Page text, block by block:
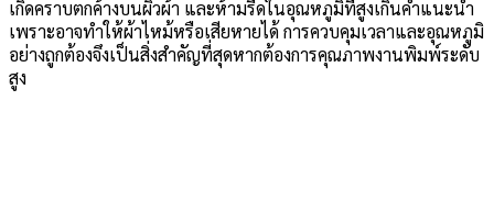
เกิดคราบตกค้างบนผิวผ้า และห้ามรีดในอุณหภูมิที่สูงเกินคำแนะนำ
เพราะอาจทำให้ผ้าไหม้หรือเสียหายได้ การควบคุมเวลาและอุณหภูมิ
อย่างถูกต้องจึงเป็นสิ่งสำคัญที่สุดหากต้องการคุณภาพงานพิมพ์ระดับ
สูง